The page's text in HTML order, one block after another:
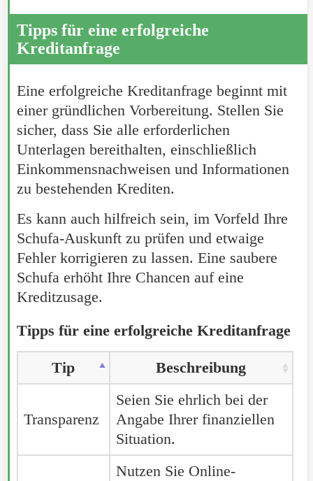
Tipps für eine erfolgreiche
Kreditanfrage
Eine erfolgreiche Kreditanfrage beginnt mit
einer gründlichen Vorbereitung. Stellen Sie
sicher, dass Sie alle erforderlichen
Unterlagen bereithalten, einschließlich
Einkommensnachweisen und Informationen
zu bestehenden Krediten.
Es kann auch hilfreich sein, im Vorfeld Ihre
Schufa-Auskunft zu prüfen und etwaige
Fehler korrigieren zu lassen. Eine saubere
Schufa erhöht Ihre Chancen auf eine
Kreditzusage.
Tipps für eine erfolgreiche Kreditanfrage
Tip Beschreibung
Transparenz
Seien Sie ehrlich bei der
Angabe Ihrer finanziellen
Situation.
Nutzen Sie Online-